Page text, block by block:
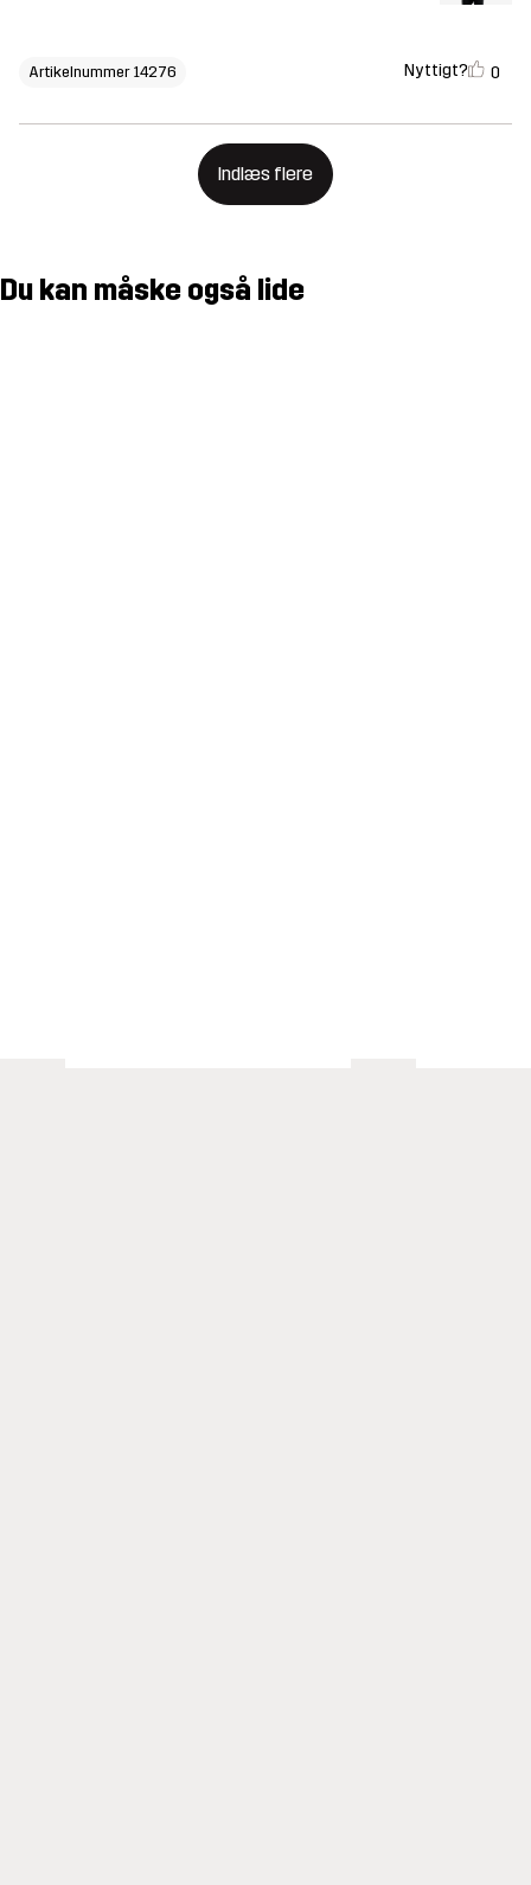
Artikelnummer 14276 Nyttigt? 0
Indlæs flere
Du kan måske også lide